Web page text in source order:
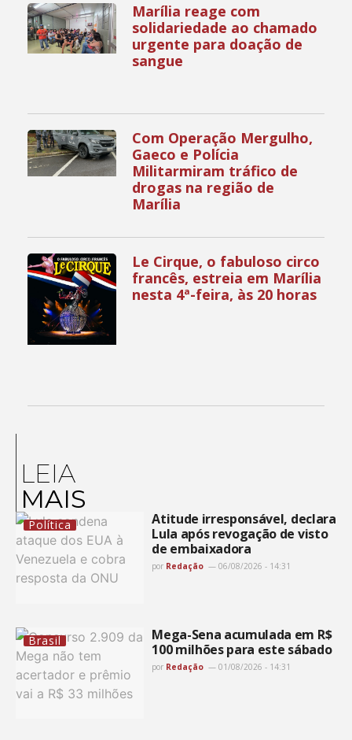
Marília reage com
solidariedade ao chamado
urgente para doação de
sangue
Com Operação Mergulho,
Gaeco e Polícia
Militarmiram tráfico de
drogas na região de
Marília
Le Cirque, o fabuloso circo
francês, estreia em Marília
nesta 4ª-feira, às 20 horas
LEIA
MAIS
Política
Atitude irresponsável, declara
Lula após revogação de visto
de embaixadora
por Redação 06/08/2026 - 14:31
Brasil
Mega-Sena acumulada em R$
100 milhões para este sábado
por Redação 01/08/2026 - 14:31